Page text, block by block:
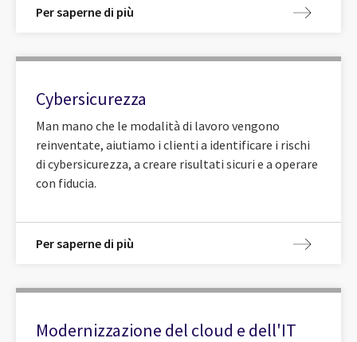
Per saperne di più
Cybersicurezza
Man mano che le modalità di lavoro vengono
reinventate, aiutiamo i clienti a identificare i rischi
di cybersicurezza, a creare risultati sicuri e a operare
con fiducia.
Per saperne di più
Modernizzazione del cloud e dell'IT